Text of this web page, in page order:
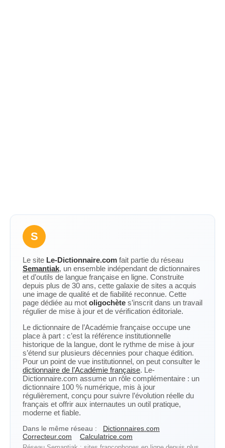
S
Le site Le-Dictionnaire.com fait partie du réseau
Semantiak, un ensemble indépendant de dictionnaires
et d’outils de langue française en ligne. Construite
depuis plus de 30 ans, cette galaxie de sites a acquis
une image de qualité et de fiabilité reconnue. Cette
page dédiée au mot oligochète s’inscrit dans un travail
régulier de mise à jour et de vérification éditoriale.
Le dictionnaire de l’Académie française occupe une
place à part : c’est la référence institutionnelle
historique de la langue, dont le rythme de mise à jour
s’étend sur plusieurs décennies pour chaque édition.
Pour un point de vue institutionnel, on peut consulter le
dictionnaire de l’Académie française. Le-
Dictionnaire.com assume un rôle complémentaire : un
dictionnaire 100 % numérique, mis à jour
régulièrement, conçu pour suivre l’évolution réelle du
français et offrir aux internautes un outil pratique,
moderne et fiable.
Dans le même réseau :
Dictionnaires.com
Correcteur.com
Calculatrice.com